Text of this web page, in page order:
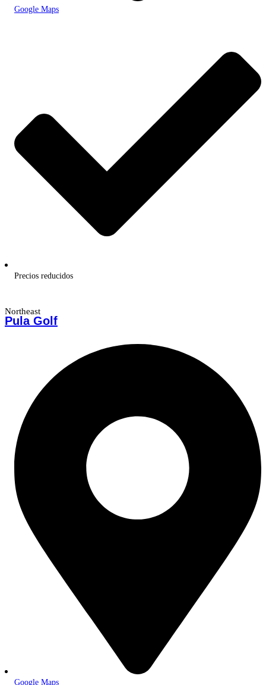
Google Maps
Precios reducidos
Northeast
Pula Golf
Google Maps